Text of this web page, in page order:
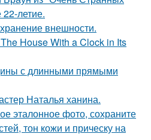
летие.
внешности.
House With a Clock in Its
с длинными прямыми
Наталья ханина.
эталонное фото, сохраните
тон кожи и прическу на